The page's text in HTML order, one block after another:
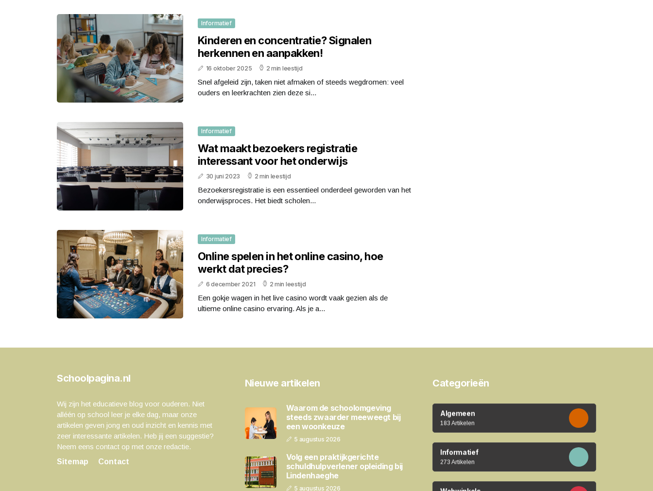
Informatief
Kinderen en concentratie? Signalen
herkennen en aanpakken!
16 oktober 2025 2 min leestijd
Snel afgeleid zijn, taken niet afmaken of steeds wegdromen: veel
ouders en leerkrachten zien deze si...
Informatief
Wat maakt bezoekers registratie
interessant voor het onderwijs
30 juni 2023 2 min leestijd
Bezoekersregistratie is een essentieel onderdeel geworden van het
onderwijsproces. Het biedt scholen...
Informatief
Online spelen in het online casino, hoe
werkt dat precies?
6 december 2021 2 min leestijd
Een gokje wagen in het live casino wordt vaak gezien als de
ultieme online casino ervaring. Als je a...
Schoolpagina.nl
Wij zijn het educatieve blog voor ouderen. Niet
alléén op school leer je elke dag, maar onze
artikelen geven jong en oud inzicht en kennis met
zeer interessante artikelen. Heb jij een suggestie?
Neem eens contact op met onze redactie.
Sitemap
Contact
Nieuwe artikelen
Waarom de schoolomgeving
steeds zwaarder meeweegt bij
een woonkeuze
5 augustus 2026
Volg een praktijkgerichte
schuldhulpverlener opleiding bij
Lindenhaeghe
5 augustus 2026
Categorieën
Algemeen
183 Artikelen
Informatief
273 Artikelen